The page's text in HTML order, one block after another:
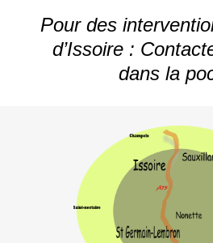
Pour des
d’Issoire :
dans la